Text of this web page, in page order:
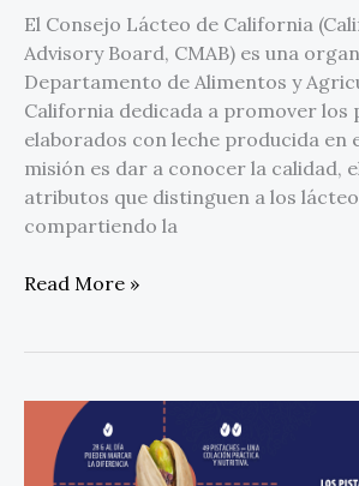
El Consejo Lácteo de California
Advisory Board, CMAB) es una
Departamento de Alimentos y
California dedicada a promover los
elaborados con leche producida en
misión es dar a conocer la calidad,
atributos que distinguen a los
compartiendo la
Read More »
pistaches
pueden